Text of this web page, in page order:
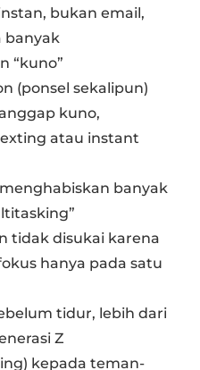
bukan email,
banyak
“kuno”
(ponsel sekalipun)
kuno,
atau instant
banyak
tidak disukai karena
hanya pada satu
tidur, lebih dari
Z
kepada teman-